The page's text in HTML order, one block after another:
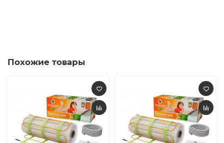
Похожие товары